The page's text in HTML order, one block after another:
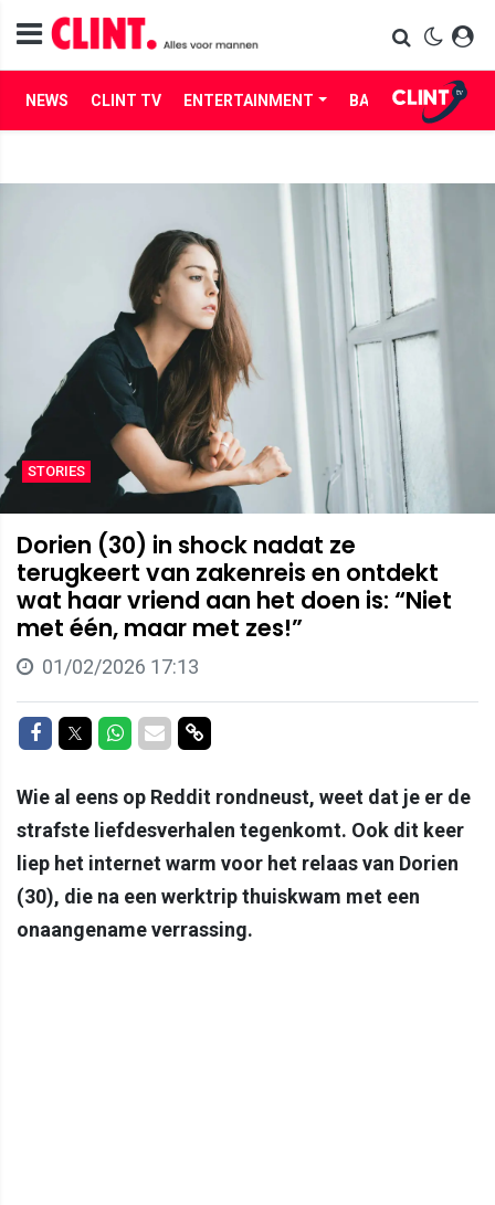
NEWS CLINT TV ENTERTAINMENT BABES LIFE
STORIES
Dorien (30) in shock nadat ze
terugkeert van zakenreis en ontdekt
wat haar vriend aan het doen is: “Niet
met één, maar met zes!”
01/02/2026 17:13
Delen op Facebook
Delen op Twitter
Delen op Whatsapp
Delen via Mail
Delen via link
Wie al eens op Reddit rondneust, weet dat je er de
strafste liefdesverhalen tegenkomt. Ook dit keer
liep het internet warm voor het relaas van Dorien
(30), die na een werktrip thuiskwam met een
onaangename verrassing.